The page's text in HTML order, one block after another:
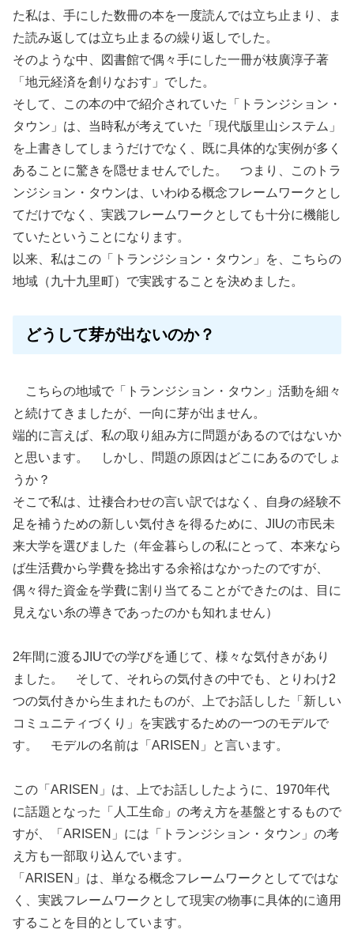
た私は、手にした数冊の本を一度読んでは立ち止まり、ま
た読み返しては立ち止まるの繰り返しでした。
そのような中、図書館で偶々手にした一冊が枝廣淳子著
「地元経済を創りなおす」でした。
そして、この本の中で紹介されていた「トランジション・
タウン」は、当時私が考えていた「現代版里山システム」
を上書きしてしまうだけでなく、既に具体的な実例が多く
あることに驚きを隠せませんでした。 つまり、このトラ
ンジション・タウンは、いわゆる概念フレームワークとし
てだけでなく、実践フレームワークとしても十分に機能し
ていたということになります。
以来、私はこの「トランジション・タウン」を、こちらの
地域（九十九里町）で実践することを決めました。
どうして芽が出ないのか？
こちらの地域で「トランジション・タウン」活動を細々
と続けてきましたが、一向に芽が出ません。
端的に言えば、私の取り組み方に問題があるのではないか
と思います。 しかし、問題の原因はどこにあるのでしょ
うか？
そこで私は、辻褄合わせの言い訳ではなく、自身の経験不
足を補うための新しい気付きを得るために、JIUの市民未
来大学を選びました（年金暮らしの私にとって、本来なら
ば生活費から学費を捻出する余裕はなかったのですが、
偶々得た資金を学費に割り当てることができたのは、目に
見えない糸の導きであったのかも知れません）
2年間に渡るJIUでの学びを通じて、様々な気付きがあり
ました。 そして、それらの気付きの中でも、とりわけ2
つの気付きから生まれたものが、上でお話しした「新しい
コミュニティづくり」を実践するための一つのモデルで
す。 モデルの名前は「ARISEN」と言います。
この「ARISEN」は、上でお話ししたように、1970年代
に話題となった「人工生命」の考え方を基盤とするもので
すが、「ARISEN」には「トランジション・タウン」の考
え方も一部取り込んでいます。
「ARISEN」は、単なる概念フレームワークとしてではな
く、実践フレームワークとして現実の物事に具体的に適用
することを目的としています。